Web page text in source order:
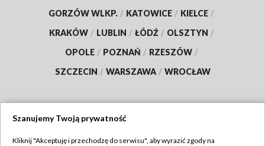
GORZÓW WLKP. / KATOWICE / KIELCE /
KRAKÓW / LUBLIN / ŁÓDŹ / OLSZTYN /
OPOLE / POZNAŃ / RZESZÓW /
SZCZECIN / WARSZAWA / WROCŁAW
Szanujemy Twoją prywatność
Kliknij "Akceptuję i przechodzę do serwisu", aby wyrazić zgody na